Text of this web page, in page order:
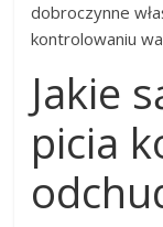
dobroczynne
kontrolowaniu
Jakie
picia